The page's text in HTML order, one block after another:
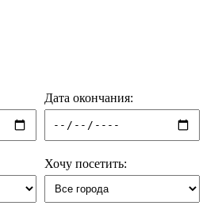
Дата окончания:
Хочу посетить: